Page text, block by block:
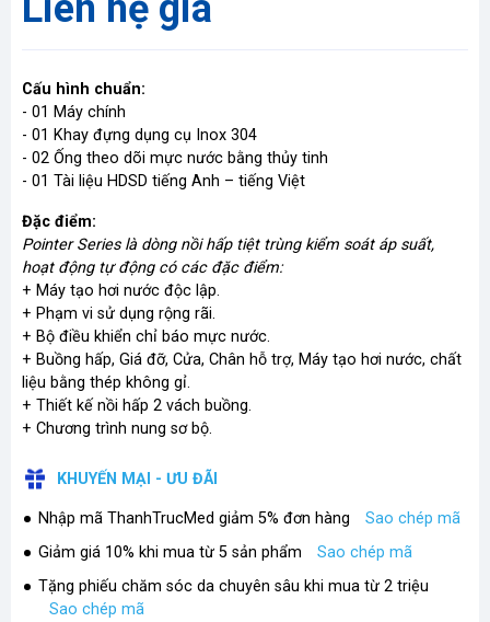
Liên hệ giá
Cấu hình chuẩn:
- 01 Máy chính
- 01 Khay đựng dụng cụ Inox 304
- 02 Ống theo dõi mực nước bằng thủy tinh
- 01 Tài liệu HDSD tiếng Anh – tiếng Việt
Đặc điểm:
Pointer Series là dòng nồi hấp tiệt trùng kiểm soát áp suất,
hoạt động tự động có các đặc điểm:
+ Máy tạo hơi nước độc lập.
+ Phạm vi sử dụng rộng rãi.
+ Bộ điều khiển chỉ báo mực nước.
+ Buồng hấp, Giá đỡ, Cửa, Chân hỗ trợ, Máy tạo hơi nước, chất
liệu bằng thép không gỉ.
+ Thiết kế nồi hấp 2 vách buồng.
+ Chương trình nung sơ bộ.
KHUYẾN MẠI - ƯU ĐÃI
Nhập mã ThanhTrucMed giảm 5% đơn hàng
Sao chép mã
Giảm giá 10% khi mua từ 5 sản phẩm
Sao chép mã
Tặng phiếu chăm sóc da chuyên sâu khi mua từ 2 triệu
Sao chép mã